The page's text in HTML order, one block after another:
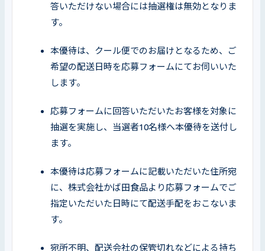
答いただけない場合には抽選権は無効となりま
す。
本優待は、クール便でのお届けとなるため、ご
希望の配送日時を応募フォームにてお伺いいた
します。
応募フォームに回答いただいたお客様を対象に
抽選を実施し、当選者10名様へ本優待を送付し
ます。
本優待は応募フォームに記載いただいた住所宛
に、株式会社かば田食品より応募フォームでご
指定いただいた日時にて配送手配をおこないま
す。
宛所不明、配送会社の保管切れなどによる持ち